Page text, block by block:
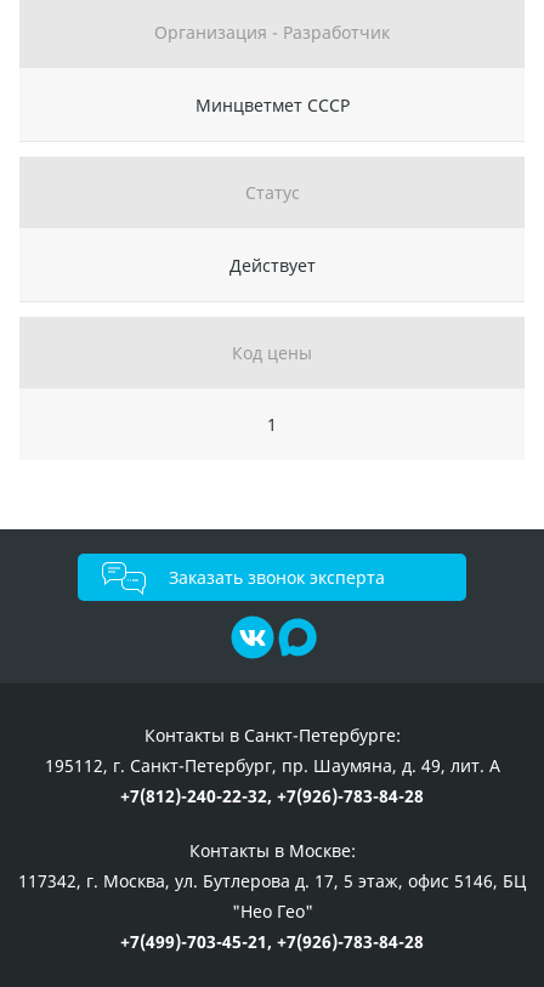
Организация - Разработчик
Минцветмет СССР
Статус
Действует
Код цены
1
Заказать звонок эксперта
Контакты в Санкт-Петербурге:
195112, г. Санкт-Петербург, пр. Шаумяна, д. 49, лит. А
+7(812)-240-22-32, +7(926)-783-84-28
Контакты в Москве:
117342, г. Москва, ул. Бутлерова д. 17, 5 этаж, офис 5146, БЦ
"Нео Гео"
+7(499)-703-45-21, +7(926)-783-84-28